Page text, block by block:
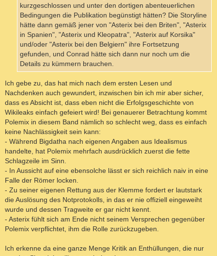
kurzgeschlossen und unter den dortigen abenteuerlichen
Bedingungen die Publikation begünstigt hätten? Die Storyline
hätte dann gemäß jener von "Asterix bei den Briten", "Asterix
in Spanien", "Asterix und Kleopatra", "Asterix auf Korsika"
und/oder "Asterix bei den Belgiern" ihre Fortsetzung
gefunden, und Conrad hätte sich dann nur noch um die
Details zu kümmern brauchen.
Ich gebe zu, das hat mich nach dem ersten Lesen und
Nachdenken auch gewundert, inzwischen bin ich mir aber sicher,
dass es Absicht ist, dass eben nicht die Erfolgsgeschichte von
Wikileaks einfach gefeiert wird! Bei genauerer Betrachtung kommt
Polemix in diesem Band nämlich so schlecht weg, dass es einfach
keine Nachlässigkeit sein kann:
- Während Bigdatha nach eigenen Angaben aus Idealismus
handelte, hat Polemix mehrfach ausdrücklich zuerst die fette
Schlagzeile im Sinn.
- In Aussicht auf eine ebensolche lässt er sich reichlich naiv in eine
Falle der Römer locken.
- Zu seiner eigenen Rettung aus der Klemme fordert er lautstark
die Auslösung des Notprotokolls, in das er nie offiziell eingeweiht
wurde und dessen Tragweite er gar nicht kennt.
- Asterix fühlt sich am Ende nicht seinem Versprechen gegenüber
Polemix verpflichtet, ihm die Rolle zurückzugeben.
Ich erkenne da eine ganze Menge Kritik an Enthüllungen, die nur